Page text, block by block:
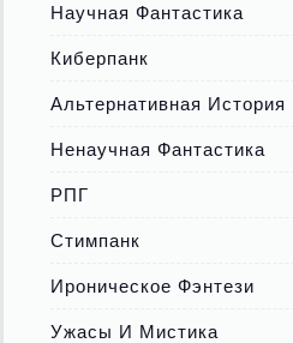
Научная Фантастика
Киберпанк
Альтернативная История
Ненаучная Фантастика
РПГ
Стимпанк
Ироническое Фэнтези
Ужасы И Мистика